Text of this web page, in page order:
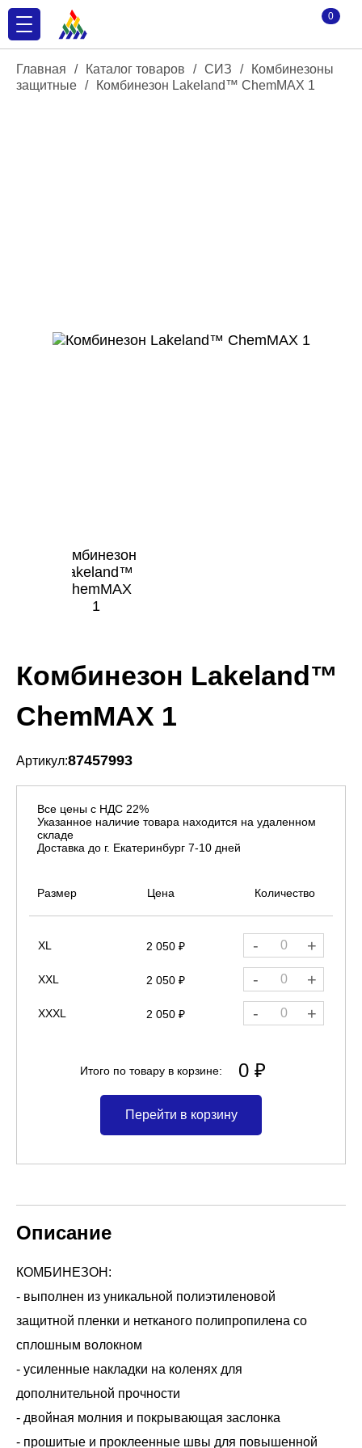
0
Главная / Каталог товаров / СИЗ /
Комбинезоны
защитные / Комбинезон Lakeland™ ChemMAX 1
Комбинезон Lakeland™
ChemMAX 1
Артикул:87457993
Все цены с НДС 22%
Указанное наличие товара находится на удаленном
складе
Доставка до г. Екатеринбург 7-10 дней
Размер Цена Количество
XL 2 050 ₽ - +
XXL 2 050 ₽ - +
XXXL 2 050 ₽ - +
Итого по товару в корзине: 0 ₽
Перейти в корзину
Описание
КОМБИНЕЗОН:
- выполнен из уникальной полиэтиленовой
защитной пленки и нетканого полипропилена со
сплошным волокном
- усиленные накладки на коленях для
дополнительной прочности
- двойная молния и покрывающая заслонка
- прошитые и проклеенные швы для повышенной